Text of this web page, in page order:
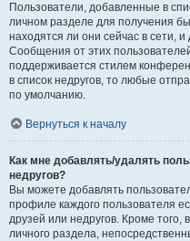
Пользователи, добавленные в
личном разделе для получения
находятся ли они сейчас в сети,
Сообщения от этих
поддерживается стилем
в список недругов, то любые
по умолчанию.
Вернуться к началу
Как мне добавлять/удалять
недругов?
Вы можете добавлять
профиле каждого пользователя
друзей или недругов. Кроме
личного раздела,